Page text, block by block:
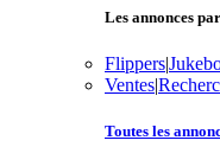
Les annonces
Flippers|
Ventes|
Toutes les